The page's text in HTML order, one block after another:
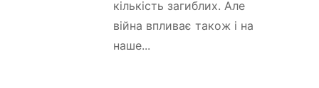
кількість загиблих. Але
війна впливає також і на
наше...